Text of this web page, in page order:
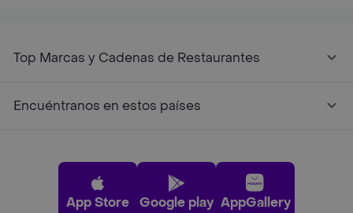
Top Marcas y Cadenas de Restaurantes
Encuéntranos en estos países
App Store Google play AppGallery